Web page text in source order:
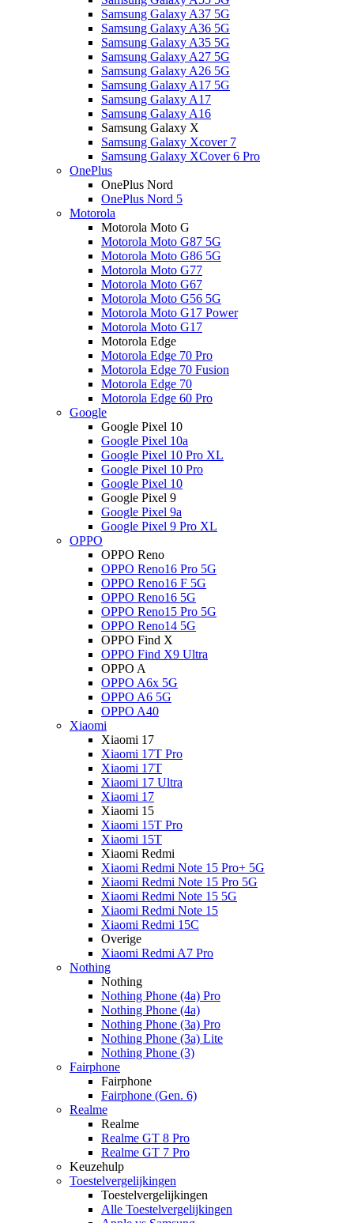
Samsung Galaxy A37 5G
Samsung Galaxy A36 5G
Samsung Galaxy A35 5G
Samsung Galaxy A27 5G
Samsung Galaxy A26 5G
Samsung Galaxy A17 5G
Samsung Galaxy A17
Samsung Galaxy A16
Samsung Galaxy X
Samsung Galaxy Xcover 7
Samsung Galaxy XCover 6 Pro
OnePlus
OnePlus Nord
OnePlus Nord 5
Motorola
Motorola Moto G
Motorola Moto G87 5G
Motorola Moto G86 5G
Motorola Moto G77
Motorola Moto G67
Motorola Moto G56 5G
Motorola Moto G17 Power
Motorola Moto G17
Motorola Edge
Motorola Edge 70 Pro
Motorola Edge 70 Fusion
Motorola Edge 70
Motorola Edge 60 Pro
Google
Google Pixel 10
Google Pixel 10a
Google Pixel 10 Pro XL
Google Pixel 10 Pro
Google Pixel 10
Google Pixel 9
Google Pixel 9a
Google Pixel 9 Pro XL
OPPO
OPPO Reno
OPPO Reno16 Pro 5G
OPPO Reno16 F 5G
OPPO Reno16 5G
OPPO Reno15 Pro 5G
OPPO Reno14 5G
OPPO Find X
OPPO Find X9 Ultra
OPPO A
OPPO A6x 5G
OPPO A6 5G
OPPO A40
Xiaomi
Xiaomi 17
Xiaomi 17T Pro
Xiaomi 17T
Xiaomi 17 Ultra
Xiaomi 17
Xiaomi 15
Xiaomi 15T Pro
Xiaomi 15T
Xiaomi Redmi
Xiaomi Redmi Note 15 Pro+ 5G
Xiaomi Redmi Note 15 Pro 5G
Xiaomi Redmi Note 15 5G
Xiaomi Redmi Note 15
Xiaomi Redmi 15C
Overige
Xiaomi Redmi A7 Pro
Nothing
Nothing
Nothing Phone (4a) Pro
Nothing Phone (4a)
Nothing Phone (3a) Pro
Nothing Phone (3a) Lite
Nothing Phone (3)
Fairphone
Fairphone
Fairphone (Gen. 6)
Realme
Realme
Realme GT 8 Pro
Realme GT 7 Pro
Keuzehulp
Toestelvergelijkingen
Toestelvergelijkingen
Alle Toestelvergelijkingen